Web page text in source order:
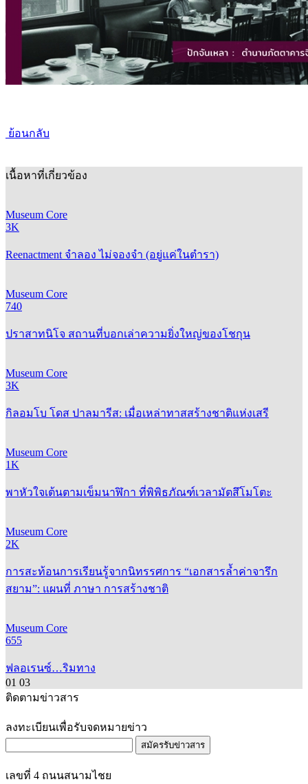
ย้อนกลับ
เนื้อหาที่เกี่ยวข้อง
Museum Core
3K
Reenactment จำลอง ไม่จองจำ (อยู่แค่ในตำรา)
Museum Core
740
ปราสาทนิโจ สถานที่บอกเล่าความยิ่งใหญ่ของโชกุน
Museum Core
3K
กิลอมโบ โดส ปาลมารีส: เมื่อเหล่าทาสสร้างชาติแห่งเสรี
Museum Core
1K
พาหัวใจเต้นตามเข็มนาฬิกา ที่พิพิธภัณฑ์เวลามัตสึโมโตะ
Museum Core
2K
การสะท้อนการเรียนรู้จากนิทรรศการ “เอกสารล้ำค่าจารึก
สยาม”: แผนที่ ภาษา การสร้างชาติ
Museum Core
655
ฟลอเรนซ์…ริมทาง
01 03
ติดตามข่าวสาร
ลงทะเบียนเพื่อรับจดหมายข่าว
สมัครรับข่าวสาร
เลขที่ 4 ถนนสนามไชย